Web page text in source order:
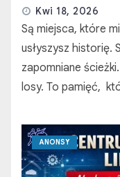
Kwi 18, 2026
Są miejsca, które
usłyszysz historię.
zapomniane
losy. To pamięć,
ANONSY